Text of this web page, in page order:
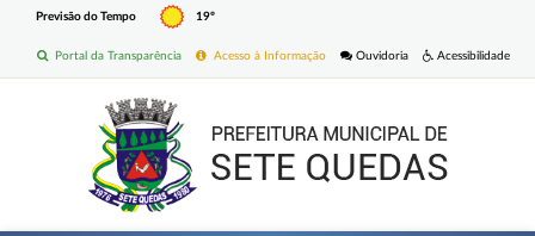
Previsão do Tempo 19º
Acessibilidade
Ouvidoria
Acesso à Informação
Portal da Transparência